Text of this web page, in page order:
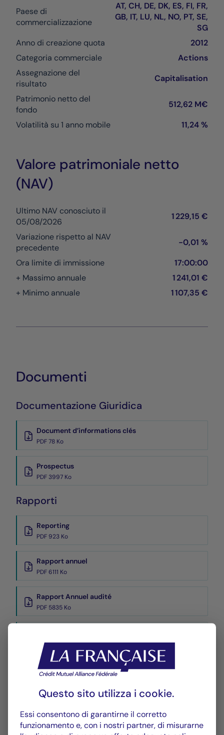
Paese di
commercializzazione
AT, CH, DE, DK, ES, FI, FR,
GB, IT, LU, NL, NO, PT, SE,
SG
Anno di creazione quota
2012
Categoria commerciale
Actions
Assegnazione del
risultato
Capitalisation
Patrimonio netto del
fondo
512,62 M€
Volatilità su 1 anno mobile
11,24 %
Valore patrimoniale netto
(NAV)
Ultimo NAV conosciuto il
05/08/2026
1 229,15 €
Variazione rispetto al NAV
precedente
-0,01 %
Ora limite di immissione
17:00:00
+ Massimo annuale
1 241,01 €
+ Minimo annuale
1 107,35 €
Documenti
Documentazione Giuridica
Document d’informations clés
PDF 78 Ko
Prospectus
PDF 3997 Ko
Rapporti
Reporting
PDF 923 Ko
Rapport annuel
PDF 6111 Ko
Rapport Annuel audité
PDF 5835 Ko
PDF 3769 Ko
Performance
Historique VL
Questo sito utilizza i cookie.
Essi consentono di garantirne il corretto
funzionamento e, con i nostri partner, di misurarne